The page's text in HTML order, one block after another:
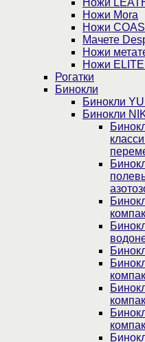
Ножи
Ножи Mora
Ножи
Мачете
Ножи
Ножи
Рогатки
Бинокли
Бинокли
Бинокли